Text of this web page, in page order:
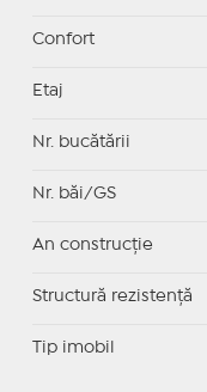
Confort
Etaj
Nr. bucătării
Nr. băi/GS
An construcție
Structură rezistență
Tip imobil